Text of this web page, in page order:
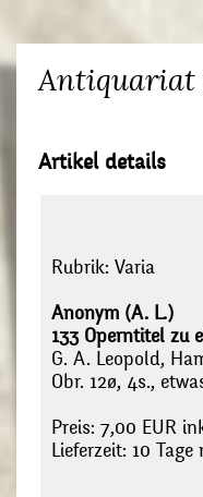
Antiquariat
Artikel details
Rubrik: Varia
Anonym (A. L.)
133 Operntitel zu
G. A. Leopold,
Obr. 12ø, 4s.,
Preis: 7,00 EUR
Lieferzeit: 10